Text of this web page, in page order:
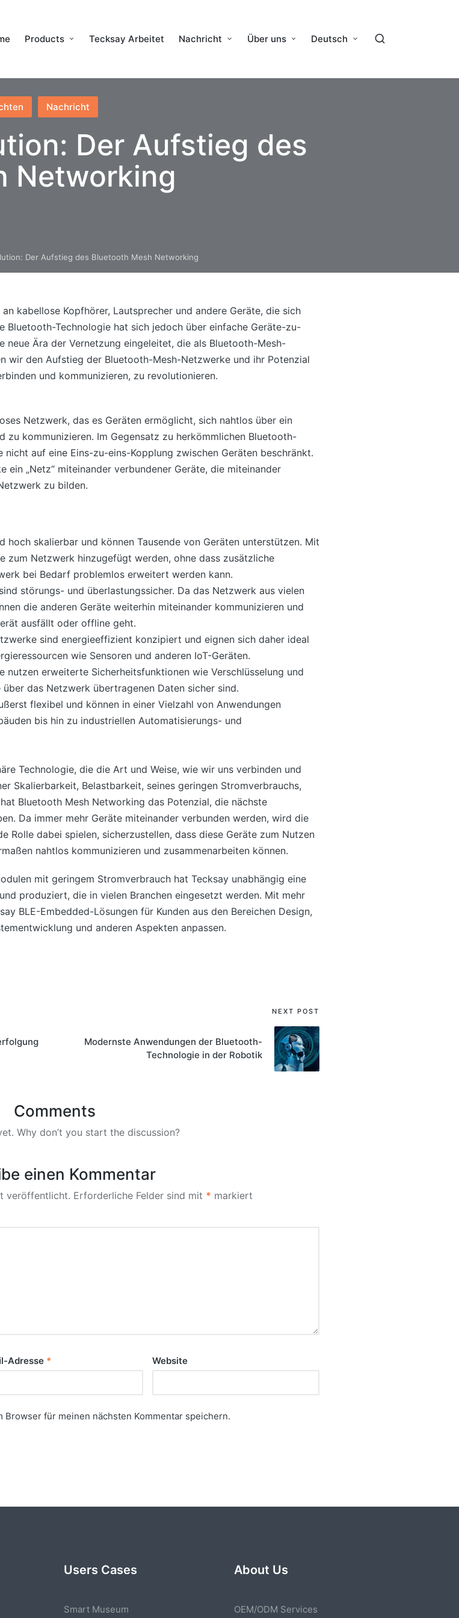
Products Tecksay Arbeitet Nachricht Über uns Deutsch
Nachricht
Der Aufstieg des
Networking
Der Aufstieg des Bluetooth Mesh Networking
kabellose Kopfhörer, Lautsprecher und andere Geräte, die sich
Bluetooth-Technologie hat sich jedoch über einfache Geräte-zu-
neue Ära der Vernetzung eingeleitet, die als Bluetooth-Mesh-
wir den Aufstieg der Bluetooth-Mesh-Netzwerke und ihr Potenzial
und kommunizieren, zu revolutionieren.
Netzwerk, das es Geräten ermöglicht, sich nahtlos über ein
zu kommunizieren. Im Gegensatz zu herkömmlichen Bluetooth-
auf eine Eins-zu-eins-Kopplung zwischen Geräten beschränkt.
„Netz“ miteinander verbundener Geräte, die miteinander
zu bilden.
skalierbar und können Tausende von Geräten unterstützen. Mit
zum Netzwerk hinzugefügt werden, ohne dass zusätzliche
bei Bedarf problemlos erweitert werden kann.
störungs- und überlastungssicher. Da das Netzwerk aus vielen
die anderen Geräte weiterhin miteinander kommunizieren und
ausfällt oder offline geht.
sind energieeffizient konzipiert und eignen sich daher ideal
wie Sensoren und anderen IoT-Geräten.
nutzen erweiterte Sicherheitsfunktionen wie Verschlüsselung und
das Netzwerk übertragenen Daten sicher sind.
flexibel und können in einer Vielzahl von Anwendungen
bis hin zu industriellen Automatisierungs- und
Technologie, die die Art und Weise, wie wir uns verbinden und
Skalierbarkeit, Belastbarkeit, seines geringen Stromverbrauchs,
Bluetooth Mesh Networking das Potenzial, die nächste
Da immer mehr Geräte miteinander verbunden werden, wird die
Rolle dabei spielen, sicherzustellen, dass diese Geräte zum Nutzen
nahtlos kommunizieren und zusammenarbeiten können.
mit geringem Stromverbrauch hat Tecksay unabhängig eine
produziert, die in vielen Branchen eingesetzt werden. Mit mehr
BLE-Embedded-Lösungen für Kunden aus den Bereichen Design,
und anderen Aspekten anpassen.
NEXT POST
Modernste Anwendungen der Bluetooth-
Technologie in der Robotik
Comments
Why don’t you start the discussion?
einen Kommentar
veröffentlicht. Erforderliche Felder sind mit * markiert
Adresse * Website
für meinen nächsten Kommentar speichern.
Users Cases
Smart Museum
About Us
OEM/ODM Services